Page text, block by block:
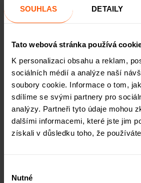
SOUHLAS DETAILY
Tato webová stránka používá
K personalizaci obsahu a reklam,
sociálních médií a analýze naší
soubory cookie. Informace o tom,
sdílíme se svými partnery pro
analýzy. Partneři tyto údaje mohou
dalšími informacemi, které jste jim
získali v důsledku toho, že
souhlasu
Nutné
Ekologická udržitelnost jako
Autoři projektu si dali jako jeden z
šetrnému k přírodě. Použitím